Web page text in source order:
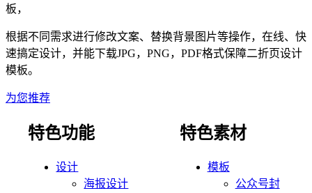
板，
根据不同需求进行修改文案、替换背景图片等操作，在线、快
速搞定设计，并能下载JPG，PNG，PDF格式保障二折页设计
模板。
为您推荐
特色功能
设计
海报设计
特色素材
模板
公众号封